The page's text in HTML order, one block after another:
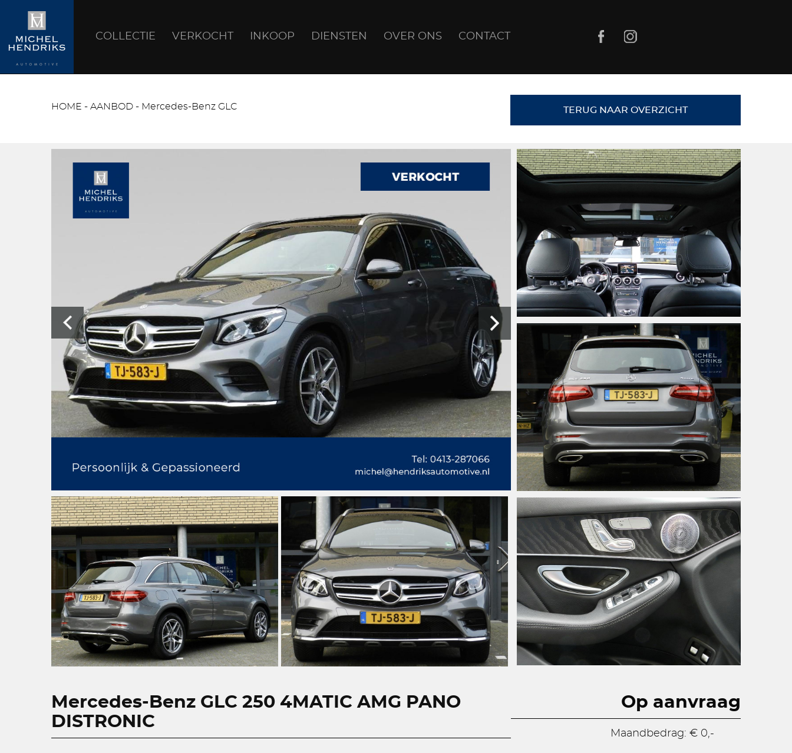
COLLECTIE VERKOCHT INKOOP DIENSTEN OVER ONS CONTACT
HOME - AANBOD - Mercedes-Benz GLC TERUG NAAR OVERZICHT
Mercedes-Benz GLC 250 4MATIC AMG PANO
DISTRONIC
Op aanvraag
Maandbedrag: € 0,-